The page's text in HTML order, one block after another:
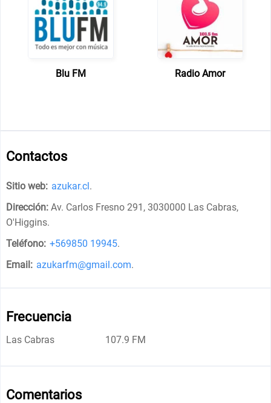
Blu FM Radio Amor
Contactos
Sitio web: azukar.cl.
Dirección: Av. Carlos Fresno 291, 3030000 Las Cabras,
O'Higgins.
Teléfono: +569850 19945.
Email: azukarfm@gmail.com.
Frecuencia
Las Cabras 107.9 FM
Comentarios